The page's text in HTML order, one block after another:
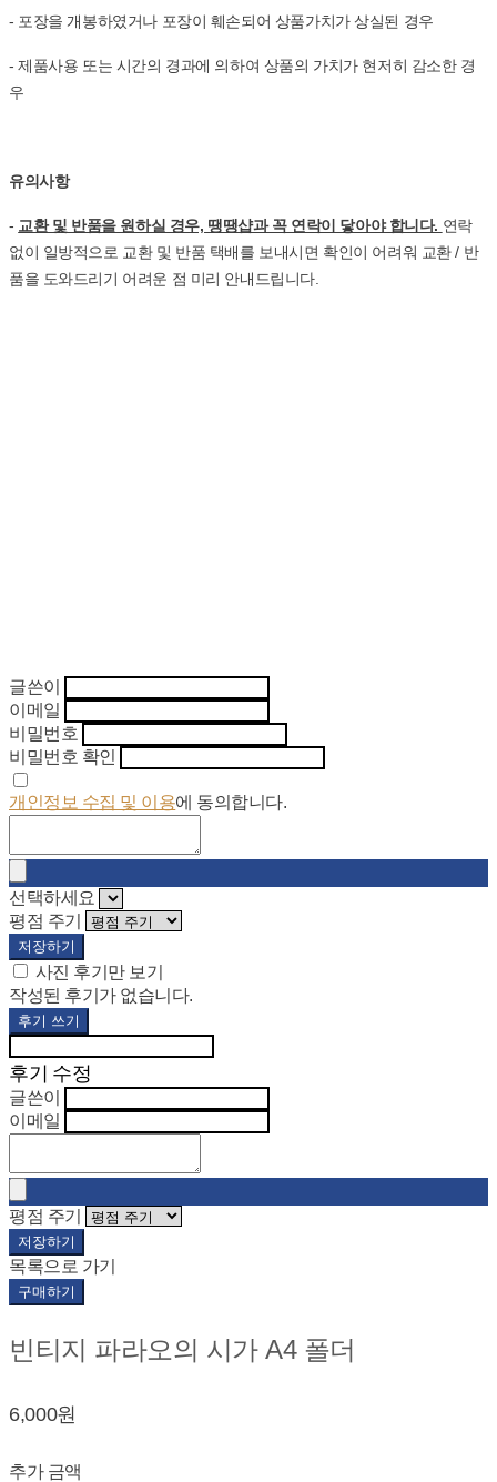
- 포장을 개봉하였거나 포장이 훼손되어 상품가치가 상실된 경우
- 제품사용 또는 시간의 경과에 의하여 상품의 가치가 현저히 감소한 경
우
유의사항
- 교환 및 반품을 원하실 경우, 땡땡샵과 꼭 연락이 닿아야 합니다. 연락
없이 일방적으로 교환 및 반품 택배를 보내시면 확인이 어려워 교환 / 반
품을 도와드리기 어려운 점 미리 안내드립니다.
글쓴이
이메일
비밀번호
비밀번호 확인
개인정보 수집 및 이용에 동의합니다.
선택하세요
평점 주기
저장하기
사진 후기만 보기
작성된 후기가 없습니다.
후기 쓰기
후기 수정
글쓴이
이메일
평점 주기
저장하기
목록으로 가기
구매하기
빈티지 파라오의 시가 A4 폴더
6,000원
추가 금액